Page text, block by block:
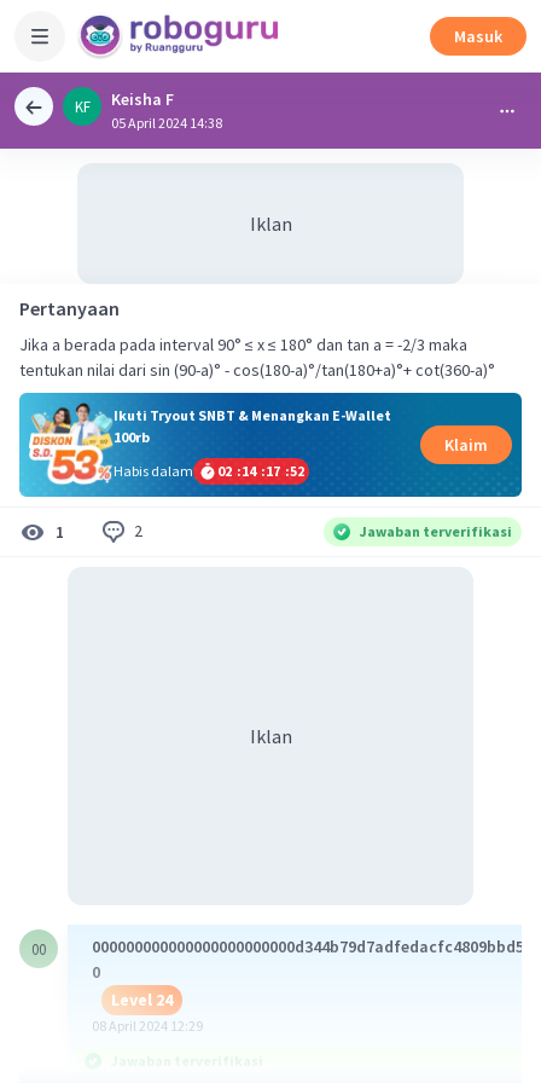
Masuk
KF Keisha F
05 April 2024 14:38
Iklan
Pertanyaan
Jika a berada pada interval 90° ≤ x ≤ 180° dan tan a = -2/3 maka
tentukan nilai dari sin (90-a)° - cos(180-a)°/tan(180+a)°+ cot(360-a)°
Ikuti Tryout SNBT & Menangkan E-Wallet
100rb
Habis dalam
02 :14 :17 :52
Klaim
1 2 Jawaban terverifikasi
Iklan
00
0
Level 24
08 April 2024 12:29
Jawaban terverifikasi